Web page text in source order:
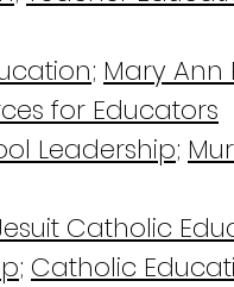
; Mary Ann
for Educators
Leadership;
Catholic
; Catholic